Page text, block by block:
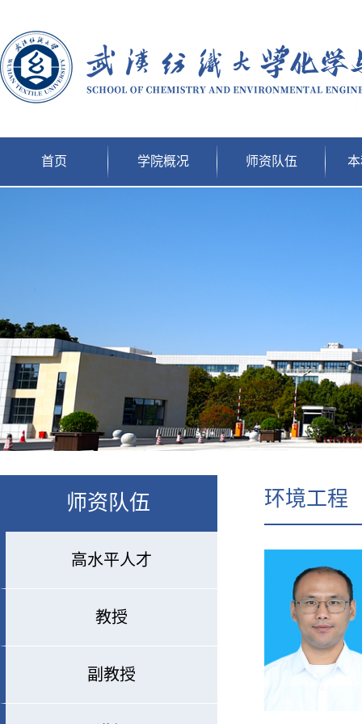
首页 学院概况 师资队伍
师资队伍
高水平人才
教授
副教授
环境工程